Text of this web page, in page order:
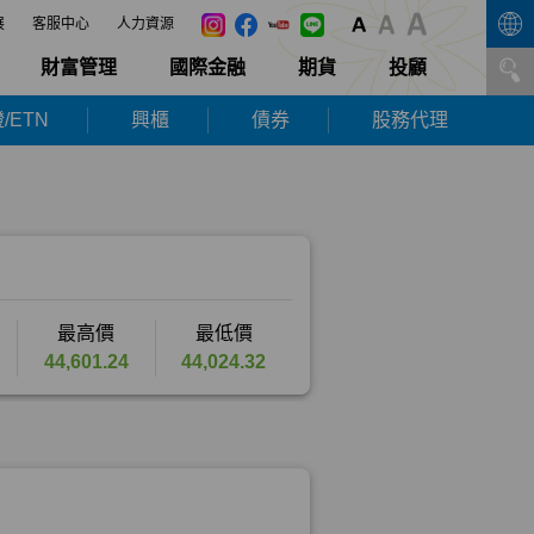
客服中心 人力資源
財富管理 國際金融 期貨 投顧
ETN 興櫃 債券 股務代理